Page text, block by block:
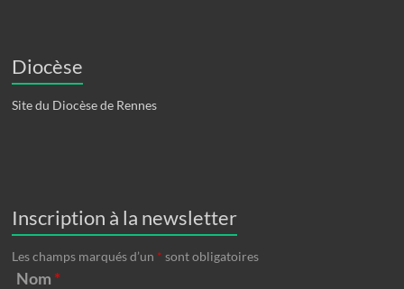
Diocèse
Site du Diocèse de Rennes
Inscription à la newsletter
Les champs marqués d’un * sont obligatoires
Nom *